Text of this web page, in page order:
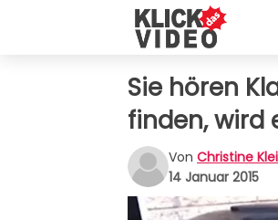
Sie hören
finden, wird
Von Christine
14 Januar 2015